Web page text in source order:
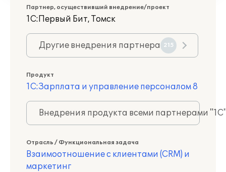
Партнер, осуществивший внедрение/проект
1С:Первый Бит, Томск
Другие внедрения партнера 215
Продукт
1С:Зарплата и управление персоналом 8
Внедрения продукта всеми партнерами
Отрасль / Функциональная задача
Взаимоотношение с клиентами (CRM) и
маркетинг